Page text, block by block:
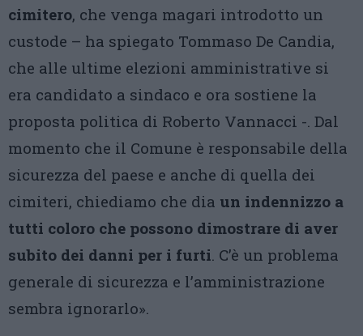
cimitero, che venga magari introdotto un
custode – ha spiegato Tommaso De Candia,
che alle ultime elezioni amministrative si
era candidato a sindaco e ora sostiene la
proposta politica di Roberto Vannacci -. Dal
momento che il Comune è responsabile della
sicurezza del paese e anche di quella dei
cimiteri, chiediamo che dia un indennizzo a
tutti coloro che possono dimostrare di aver
subito dei danni per i furti. C’è un problema
generale di sicurezza e l’amministrazione
sembra ignorarlo».